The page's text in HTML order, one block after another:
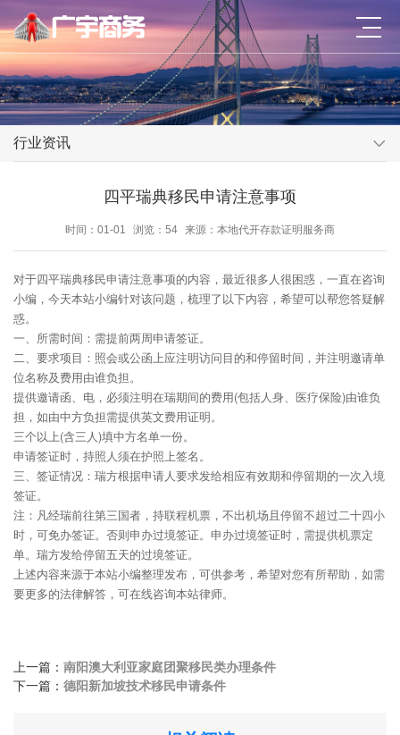
行业资讯
四平瑞典移民申请注意事项
时间：01-01 浏览：54 来源：本地代开存款证明服务商
对于四平瑞典移民申请注意事项的内容，最近很多人很困惑，一直在咨询
小编，今天本站小编针对该问题，梳理了以下内容，希望可以帮您答疑解
惑。
一、所需时间：需提前两周申请签证。
二、要求项目：照会或公函上应注明访问目的和停留时间，并注明邀请单
位名称及费用由谁负担。
提供邀请函、电，必须注明在瑞期间的费用(包括人身、医疗保险)由谁负
担，如由中方负担需提供英文费用证明。
三个以上(含三人)填中方名单一份。
申请签证时，持照人须在护照上签名。
三、签证情况：瑞方根据申请人要求发给相应有效期和停留期的一次入境
签证。
注：凡经瑞前往第三国者，持联程机票，不出机场且停留不超过二十四小
时，可免办签证。否则申办过境签证。申办过境签证时，需提供机票定
单。瑞方发给停留五天的过境签证。
上述内容来源于本站小编整理发布，可供参考，希望对您有所帮助，如需
要更多的法律解答，可在线咨询本站律师。
上一篇： 南阳澳大利亚家庭团聚移民类办理条件
下一篇： 德阳新加坡技术移民申请条件